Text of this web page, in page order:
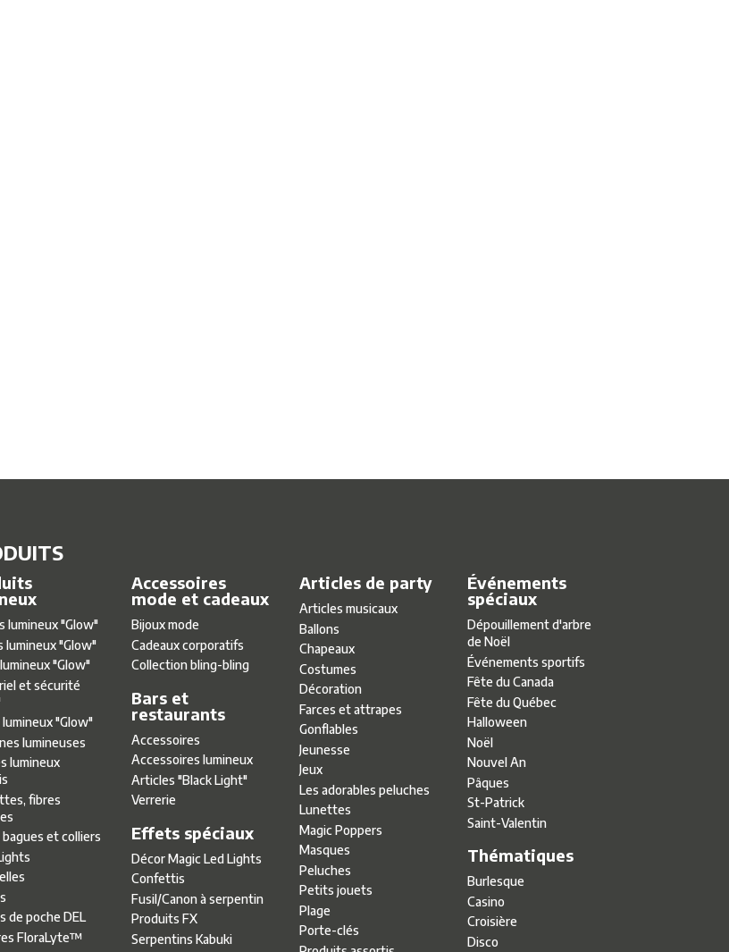
lumineux ″Glow″
lumineux ″Glow″
″Glow″
et sécurité
″Glow″
lumineuses
lumineux
fibres
bagues et colliers
de poche DEL
FloraLyte™
Accessoires
mode et cadeaux
Bijoux mode
Cadeaux corporatifs
Collection bling-bling
Articles de party
Articles musicaux
Ballons
Chapeaux
Costumes
Décoration
Farces et attrapes
Gonflables
Jeunesse
Jeux
Les adorables peluches
Lunettes
Magic Poppers
Masques
Peluches
Petits jouets
Plage
Porte-clés
Événements
spéciaux
Dépouillement d'arbre
de Noël
Événements sportifs
Fête du Canada
Fête du Québec
Halloween
Noël
Nouvel An
Pâques
St-Patrick
Saint-Valentin
Bars et
restaurants
Accessoires
Accessoires lumineux
Articles ″Black Light″
Verrerie
Effets spéciaux
Décor Magic Led Lights
Confettis
Fusil/Canon à serpentin
Produits FX
Serpentins Kabuki
Thématiques
Burlesque
Casino
Croisière
Disco